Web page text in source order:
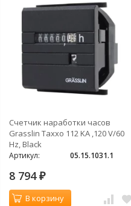
Счетчик наработки часов
Grasslin Taxxo 112 KA ,120 V/60
Hz, Black
Артикул: 05.15.1031.1
8 794 ₽
В корзину